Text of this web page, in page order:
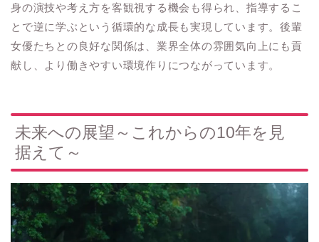
身の演技や考え方を客観視する機会も得られ、指導するこ
とで逆に学ぶという循環的な成長も実現しています。後輩
女優たちとの良好な関係は、業界全体の雰囲気向上にも貢
献し、より働きやすい環境作りにつながっています。
未来への展望～これからの10年を見
据えて～